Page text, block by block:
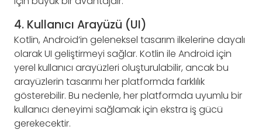
4. Kullanıcı Arayüzü (UI)
Kotlin, Android’in geleneksel tasarım ilkelerine dayalı
olarak UI geliştirmeyi sağlar. Kotlin ile Android için
yerel kullanıcı arayüzleri oluşturulabilir, ancak bu
arayüzlerin tasarımı her platformda farklılık
gösterebilir. Bu nedenle, her platformda uyumlu bir
kullanıcı deneyimi sağlamak için ekstra iş gücü
gerekecektir.